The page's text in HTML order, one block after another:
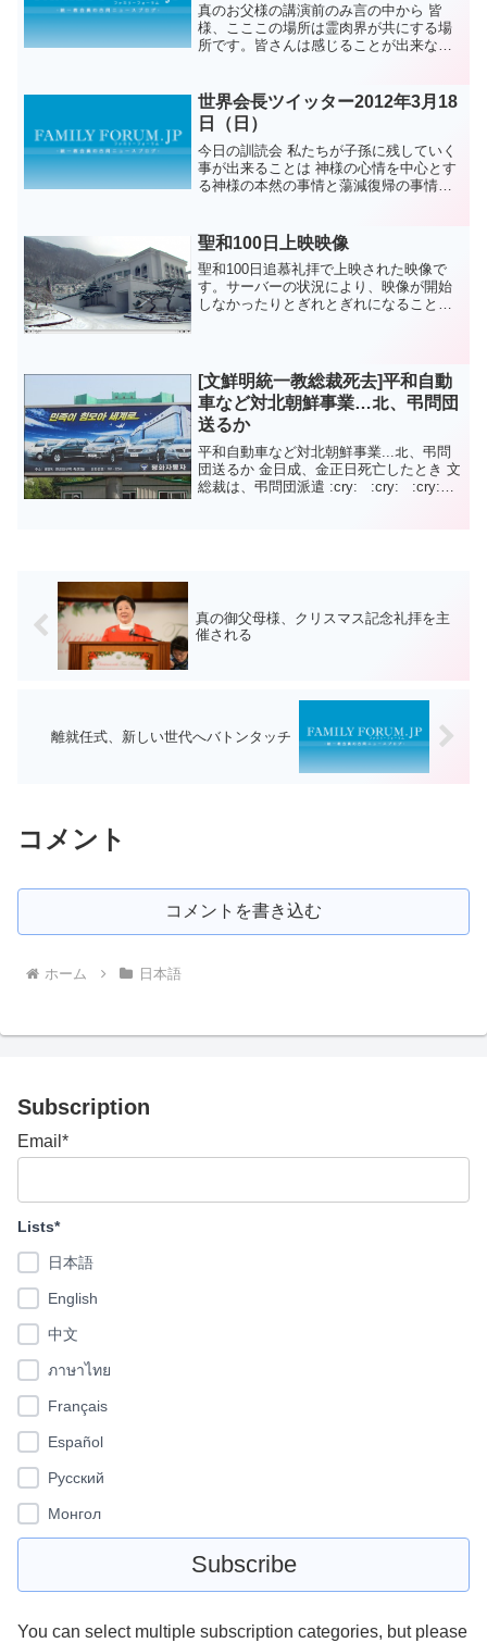
真のお父様の講演前のみ言の中から 皆
様、こここの場所は霊肉界が共にする場
所です。皆さんは感じることが出来ない
世界会長ツイッター2012年3月18
日（日）
今日の訓読会 私たちが子孫に残していく
事が出来ることは 神様の心情を中心とす
る神様の本然の事情と蕩減復帰の事情で
う。統一教の方式は反対を受けても（困
難を）突破していくで...
聖和100日上映映像
聖和100日追慕礼拝で上映された映像で
す。サーバーの状況により、映像が開始
しなかったりとぎれとぎれになることが
[文鮮明統一教総裁死去]平和自動
車など対北朝鮮事業…北、弔問団
送るか
平和自動車など対北朝鮮事業...北、弔問
団送るか 金日成、金正日死亡したとき 文
総裁は、弔問団派遣 :cry: :cry: :cry:
真の御父母様、クリスマス記念礼拝を主
催される
離就任式、新しい世代へバトンタッチ
コメント
コメントを書き込む
ホーム 日本語
Subscription
Email*
Lists*
日本語
English
中文
ภาษาไทย
Français
Español
Pусский
Монгол
You can select multiple subscription categories, but please